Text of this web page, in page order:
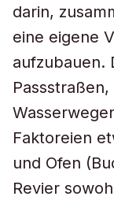
darin,
eine eigene
aufzubauen.
Faktoreien
und Ofen
Revier